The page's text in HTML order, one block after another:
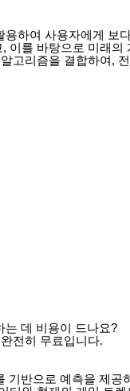
하여 사용자에게 보
이를 바탕으로 미래
고리즘을 결합하여,
는 데 비용이 드나요?
전히 무료입니다.
기반으로 예측을 제공